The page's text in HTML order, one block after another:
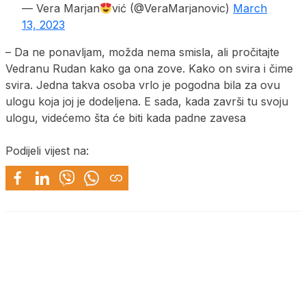
— Vera Marjan
vić (@VeraMarjanovic) March
13, 2023
– Da ne ponavljam, možda nema smisla, ali pročitajte
Vedranu Rudan kako ga ona zove. Kako on svira i čime
svira. Jedna takva osoba vrlo je pogodna bila za ovu
ulogu koja joj je dodeljena. E sada, kada završi tu svoju
ulogu, videćemo šta će biti kada padne zavesa
Podijeli vijest na: